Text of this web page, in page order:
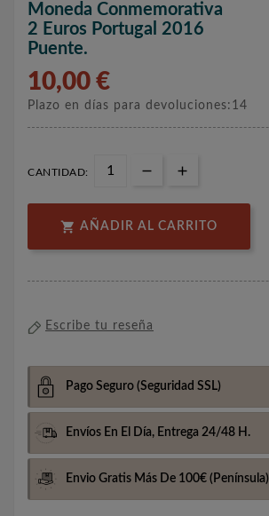
Moneda Conmemorativa
2 Euros Portugal 2016
Puente.
10,00 €
Plazo en días para devoluciones:14
CANTIDAD:
 AÑADIR AL CARRITO
Escribe tu reseña
Pago Seguro (Seguridad SSL)
Envíos En El Día, Entrega 24/48 H.
Envio Gratis Más De 100€ (Península)